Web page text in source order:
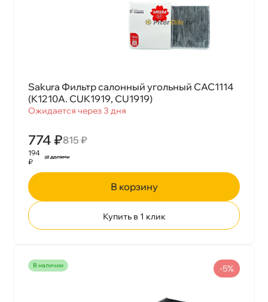
Sakura Фильтр салонный угольный CAC1114
(K1210A. CUK1919, CU1919)
Ожидается через 3 дня
774 ₽815 ₽
194
₽
корзину
Купить в 1 клик
наличии -5%